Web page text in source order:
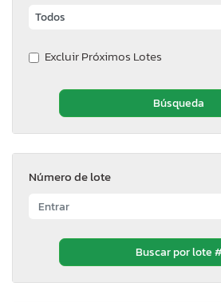
Excluir Próximos Lotes
Número de lote